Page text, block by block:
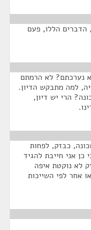
הדברים הללו, פעם
נערכתם? לא הרמתם
למה מתבקש הדיון.
הרי יש דיון,
כבזק, לפחות
אני חייבת להגיד
לא נוקטת איפה
אחר לפי השייכות